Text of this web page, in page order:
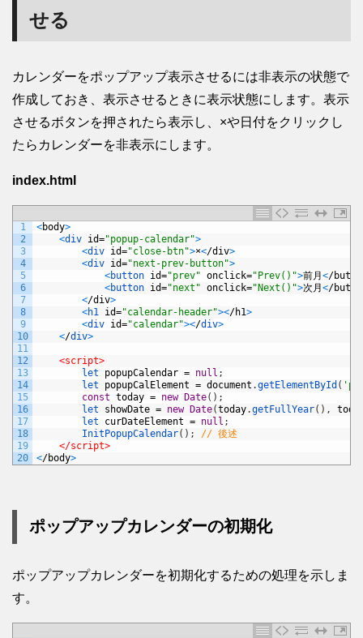
せる
カレンダーをポップアップ表示させるには非表示の状態で
作成しておき、表示させるときに表示状態にします。表示
させるボタンを押されたら表示し、×や日付をクリックし
たらカレンダーを非表示にします。
index.html
1
2
3
4
5
6
7
8
9
10
11
12
13
14
15
16
17
18
19
20
<body>
<div id="popup-calendar">
<div id="close-btn">×</div>
<div id="next-prev-button">
<button id="prev" onclick="Prev()">前月 </
<button id="next" onclick="Next()">次月 </
</div>
<h1 id="calendar-header"></h1>
<div id="calendar"></div>
</div>
<script>
let popupCalendar = null ;
let popupCalElement = document .getElementById (
const today = new Date( ) ;
let showDate = new Date(today.getFullYear( ) ,
let curDateElement = null ;
InitPopupCalendar( ) ;
// 後述
</script>
</body>
ポップアップカレンダーの初期化
ポップアップカレンダーを初期化するための処理を示しま
す。